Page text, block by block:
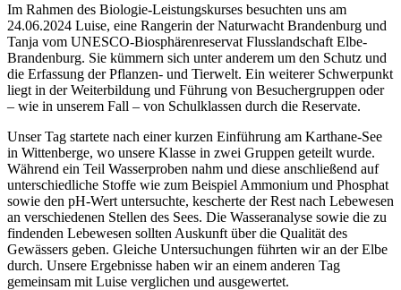
Im Rahmen des Biologie-Leistungskurses besuchten uns am
24.06.2024 Luise, eine Rangerin der Naturwacht Brandenburg und
Tanja vom UNESCO-Biosphärenreservat Flusslandschaft Elbe-
Brandenburg. Sie kümmern sich unter anderem um den Schutz und
die Erfassung der Pflanzen- und Tierwelt. Ein weiterer Schwerpunkt
liegt in der Weiterbildung und Führung von Besuchergruppen oder
– wie in unserem Fall – von Schulklassen durch die Reservate.
Unser Tag startete nach einer kurzen Einführung am Karthane-See
in Wittenberge, wo unsere Klasse in zwei Gruppen geteilt wurde.
Während ein Teil Wasserproben nahm und diese anschließend auf
unterschiedliche Stoffe wie zum Beispiel Ammonium und Phosphat
sowie den pH-Wert untersuchte, kescherte der Rest nach Lebewesen
an verschiedenen Stellen des Sees. Die Wasseranalyse sowie die zu
findenden Lebewesen sollten Auskunft über die Qualität des
Gewässers geben. Gleiche Untersuchungen führten wir an der Elbe
durch. Unsere Ergebnisse haben wir an einem anderen Tag
gemeinsam mit Luise verglichen und ausgewertet.